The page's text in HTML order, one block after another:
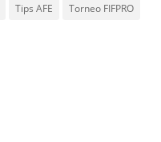
Tips AFE
Torneo FIFPRO